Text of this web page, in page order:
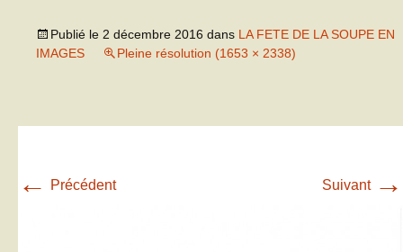
Publié le 2 décembre 2016 dans LA FETE DE LA SOUPE EN
IMAGES
Pleine résolution (1653 × 2338)
← Précédent Suivant →